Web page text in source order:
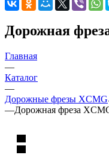
Дорожная
Главная
—
Каталог
—
Дорожные фрезы XCMG
—Дорожная фреза